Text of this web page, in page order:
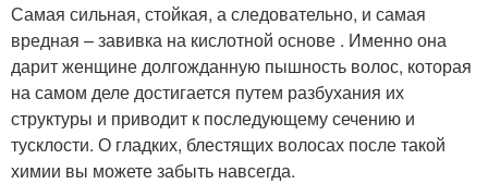
Самая сильная, стойкая, а следовательно, и самая
вредная – завивка на кислотной основе . Именно она
дарит женщине долгожданную пышность волос, которая
на самом деле достигается путем разбухания их
структуры и приводит к последующему сечению и
тусклости. О гладких, блестящих волосах после такой
химии вы можете забыть навсегда.